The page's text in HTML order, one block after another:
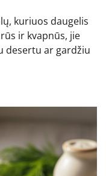
kuriuos daugelis
ir kvapnūs, jie
desertu ar gardžiu